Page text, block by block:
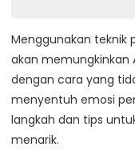
Menggunakan teknik
akan memungkinkan
dengan cara yang
menyentuh emosi
langkah dan tips
menarik.